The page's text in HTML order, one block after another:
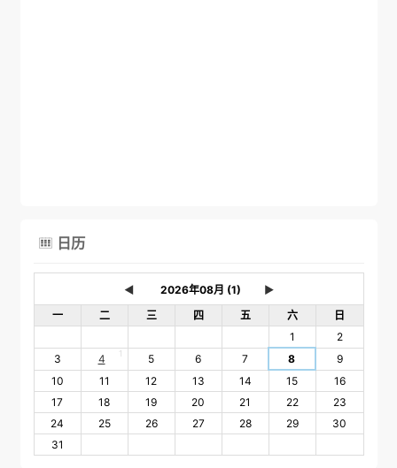
 日历
◄
►
一
二 三 四 五 六
日
1
2
3
4 1 5 6 7 8
9
10
11 12 13 14 15
16
17
18 19 20 21 22
23
24
25 26 27 28 29
30
31